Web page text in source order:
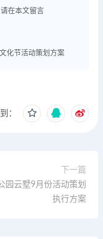
在本文留言
化节活动策划方案
：
下一篇
园云墅9月份活动策划
执行方案